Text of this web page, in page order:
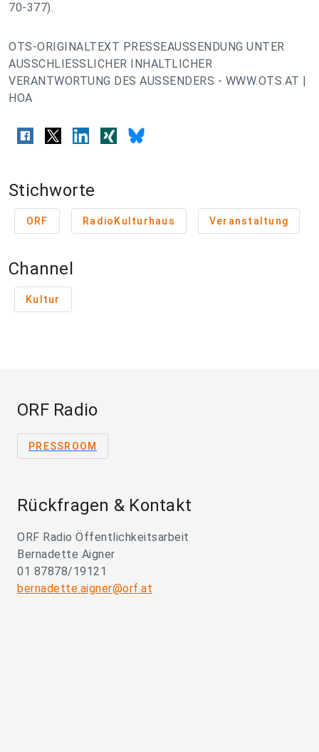
70-377).
OTS-ORIGINALTEXT PRESSEAUSSENDUNG UNTER
AUSSCHLIESSLICHER INHALTLICHER
VERANTWORTUNG DES AUSSENDERS - WWW.OTS.AT |
HOA
Stichworte
ORF RadioKulturhaus Veranstaltung
Channel
Kultur
ORF Radio
PRESSROOM
Rückfragen & Kontakt
ORF Radio Öffentlichkeitsarbeit
Bernadette Aigner
01 87878/19121
bernadette.aigner@orf.at